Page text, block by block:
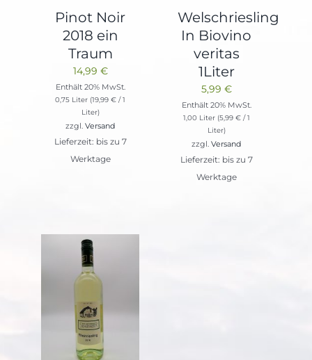
Pinot Noir
2018 ein
Traum
14,99 €
Enthält 20% MwSt.
0,75 Liter (19,99€ / 1
Liter)
zzgl.Versand
Lieferzeit: bis zu 7
Werktage
Welschriesling
In Biovino
veritas
1Liter
5,99 €
Enthält 20% MwSt.
1,00 Liter (5,99 €/ 1
Liter)
zzgl.Versand
Lieferzeit: bis zu 7
Werktage